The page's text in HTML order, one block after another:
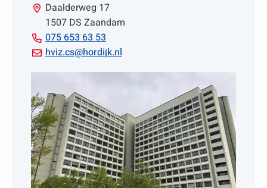
Daalderweg 17
1507 DS Zaandam
075 653 63 53
Bell
075
53
hviz.cs@hordijk.nl
Email